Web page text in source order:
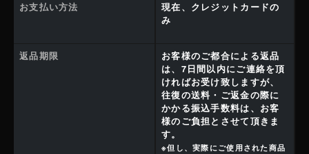
お支払い方法
現在、クレジットカードの
み
返品期限
お客様のご都合による返品
は、7日間以内にご連絡を頂
ければお受け致しますが、
往復の送料・ご返金の際に
かかる振込手数料は、お客
様のご負担とさせて頂きま
す。
※但し、実際にご使用された商品